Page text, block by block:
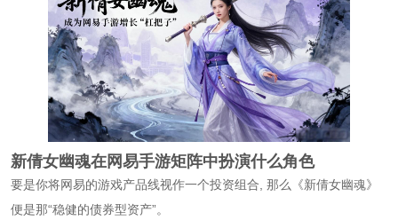
新倩女幽魂在网易手游矩阵中扮演什么角色
要是你将网易的游戏产品线视作一个投资组合, 那么《新倩女幽魂》
便是那“稳健的债券型资产”。